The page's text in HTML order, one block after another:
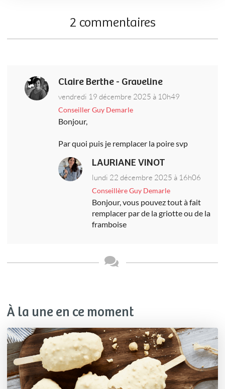
2 commentaires
Claire Berthe - Graveline
vendredi 19 décembre 2025 à 10h49
Conseiller Guy Demarle
Bonjour,
Par quoi puis je remplacer la poire svp
LAURIANE VINOT
lundi 22 décembre 2025 à 16h06
Conseillère Guy Demarle
Bonjour, vous pouvez tout à fait
remplacer par de la griotte ou de la
framboise
À la une en ce moment